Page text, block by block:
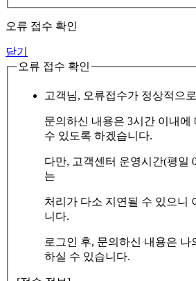
오류 접수 확인
닫기
오류 접수 확인
고객님, 오류접수가 정상적으
문의하신 내용은 3시간 이내에
수 있도록 하겠습니다.
다만, 고객센터 운영시간(평일
는
처리가 다소 지연될 수 있으니
니다.
로그인 후, 문의하신 내용은 나
하실 수 있습니다.